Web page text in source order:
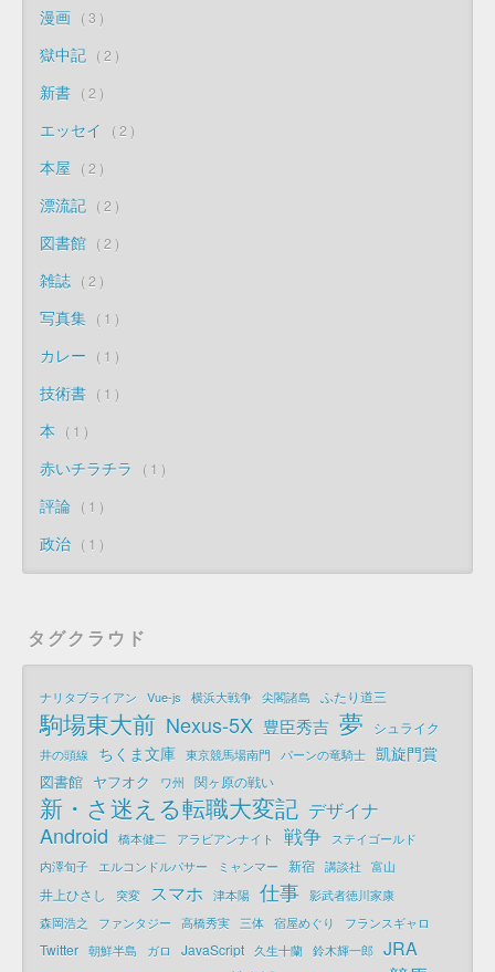
漫画 3
獄中記 2
新書 2
エッセイ 2
本屋 2
漂流記 2
図書館 2
雑誌 2
写真集 1
カレー 1
技術書 1
本 1
赤いチラチラ 1
評論 1
政治 1
タグクラウド
ナリタブライアン Vue-js 横浜大戦争 尖閣諸島 ふたり道三
駒場東大前 Nexus-5X 豊臣秀吉 夢 シュライク
井の頭線 ちくま文庫 東京競馬場南門 パーンの竜騎士 凱旋門賞
図書館 ヤフオク ワ州 関ヶ原の戦い
新・さ迷える転職大変記 デザイナ
Android 橋本健二 アラビアンナイト 戦争
ステイゴールド
内澤旬子
エルコンドルパサー ミャンマー 新宿 講談社 富山
井上ひさし 突変 スマホ 津本陽 仕事 影武者徳川家康
森岡浩之
ファンタジー 高橋秀実 三体 宿屋めぐり フランスギャロ
Twitter 朝鮮半島 ガロ JavaScript 久生十蘭 鈴木輝一郎 JRA